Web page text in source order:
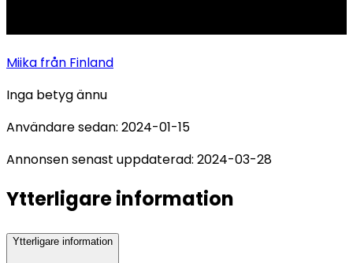
Miika från Finland
Inga betyg ännu
Användare sedan: 2024-01-15
Annonsen senast uppdaterad: 2024-03-28
Ytterligare information
Ytterligare information